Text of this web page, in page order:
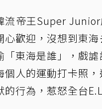
流帝王Super Junior
心歡迎，沒想到東
「東海是誰」，戲
個人的運動打卡照
的行為，惹怒全台